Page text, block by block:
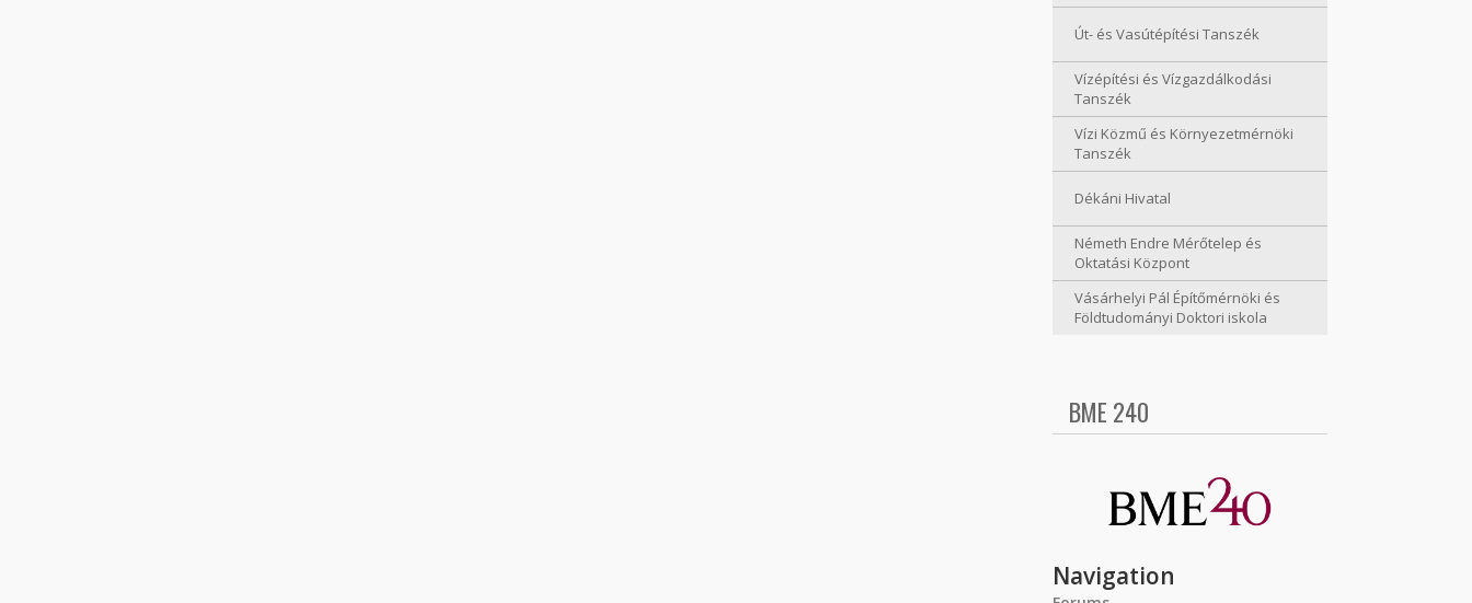
Út- és Vasútépítési Tanszék
Vízépítési és Vízgazdálkodási
Tanszék
Vízi Közmű és Környezetmérnöki
Tanszék
Dékáni Hivatal
Németh Endre Mérőtelep és
Oktatási Központ
Vásárhelyi Pál Építőmérnöki és
Földtudományi Doktori iskola
BME 240
Navigation